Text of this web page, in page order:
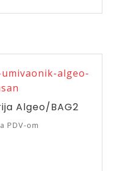
Algeo/BAG2
PDV-om